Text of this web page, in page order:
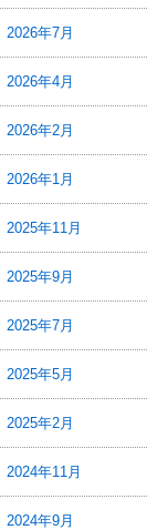
2026年7月
2026年4月
2026年2月
2026年1月
2025年11月
2025年9月
2025年7月
2025年5月
2025年2月
2024年11月
2024年9月